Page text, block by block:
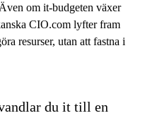
om it-budgeten växer
CIO.com lyfter fram
resurser, utan att fastna i
du it till en